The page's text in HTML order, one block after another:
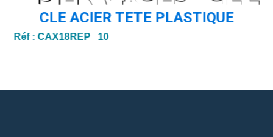
CLE ACIER TETE PLASTIQUE
Réf :CAX18REP 10